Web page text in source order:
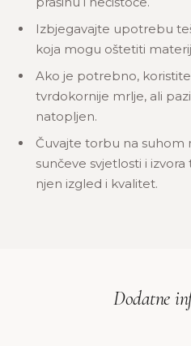
Izbjegavajte upotrebu
koja mogu oštetiti
Ako je potrebno,
tvrdokornije mrlje, ali
natopljen.
Čuvajte torbu na suhom
sunčeve svjetlosti i
njen izgled i kvalitet.
Dodatne